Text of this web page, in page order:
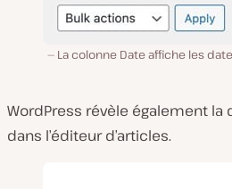
La colonne Date affiche les
WordPress révèle également
dans l’éditeur d’articles.